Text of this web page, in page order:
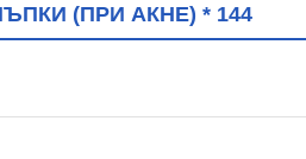
(ПРИ АКНЕ) * 144